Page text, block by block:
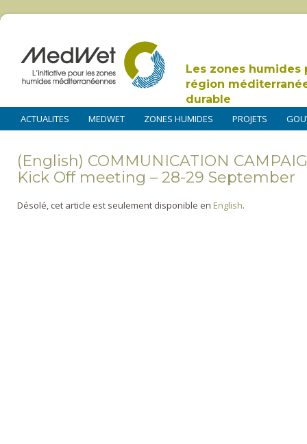
Les zones humides
région
durable
ACTUALITES MEDWET ZONES HUMIDES PROJETS
(English) COMMUNICATION
Kick Off meeting – 28-29 September
Désolé, cet article est seulement disponible en English.